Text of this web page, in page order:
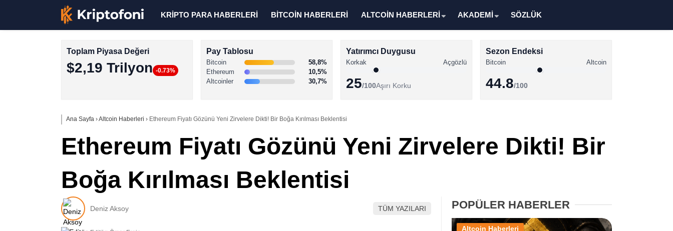
Altcoin Haberleri
XRP Haberleri
Memecoin Haberleri
KRİPTO PARA HABERLERİ BİTCOİN HABERLERİ ALTCOİN HABERLERİ AKADEMİ SÖZLÜK
Toplam Piyasa Değeri
$2,19 Trilyon -0.73%
Pay Tablosu
Bitcoin
58,8%
Ethereum
10,5%
Altcoinler
30,7%
Yatırımcı Duygusu
Korkak Açgözlü
25/100Aşırı Korku
Sezon Endeksi
Bitcoin Altcoin
44.8/100
Ana Sayfa ›Altcoin Haberleri › Ethereum Fiyatı Gözünü Yeni Zirvelere Dikti! Bir Boğa Kırılması Beklentisi
Ethereum Fiyatı Gözünü Yeni Zirvelere Dikti! Bir
Boğa Kırılması Beklentisi
Deniz Aksoy TÜM YAZILARI POPÜLER HABERLER
Altcoin Haberleri